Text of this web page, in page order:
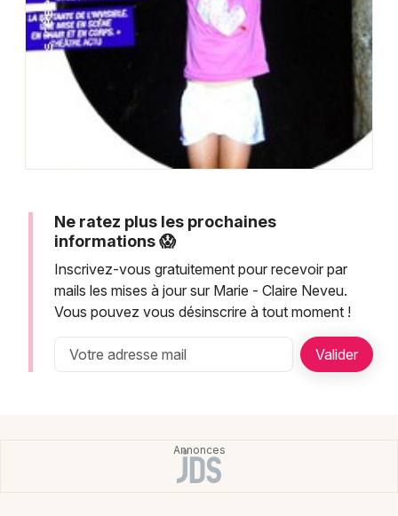
Concerts
Sports
Soirées
Sorties famille
Sorties & loisirs
Newsletter des sorties
Nice
Strasbourg
Toutes les villes
Ne ratez plus les prochaines
informations 😱
Inscrivez-vous gratuitement pour recevoir par
mails les mises à jour sur Marie - Claire Neveu.
Vous pouvez vous désinscrire à tout moment !